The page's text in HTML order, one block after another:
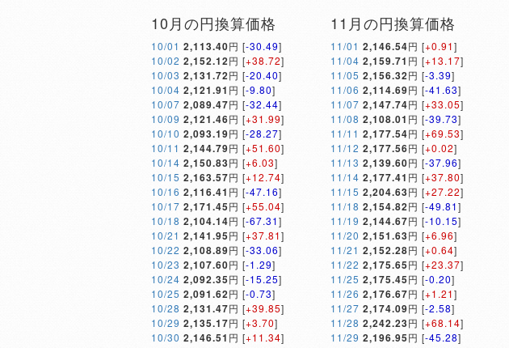
10月の円換算価格
10/01 2,113.40円 [-30.49]
10/02 2,152.12円 [+38.72]
10/03 2,131.72円 [-20.40]
10/04 2,121.91 円 [-9.80]
10/07 2,089.47円 [-32.44]
10/09 2,121.46円 [+31.99]
10/10 2,093.19円 [-28.27]
10/11 2,144.79円 [+51.60]
10/14 2,150.83円 [+6.03]
10/15 2,163.57円 [+12.74]
10/16 2,116.41 円 [-47.16]
10/17 2,171.45円 [+55.04]
10/18 2,104.14円 [-67.31]
10/21 2,141.95円 [+37.81]
10/22 2,108.89円 [-33.06]
10/23 2,107.60円 [-1.29]
10/24 2,092.35円 [-15.25]
10/25 2,091.62円 [-0.73]
10/28 2,131.47円 [+39.85]
10/29 2,135.17円 [+3.70]
10/30 2,146.51 円 [+11.34]
11月の円換算価格
11/01 2,146.54円 [+0.91]
11/04 2,159.71 円 [+13.17]
11/05 2,156.32円 [-3.39]
11/06 2,114.69円 [-41.63]
11/07 2,147.74円 [+33.05]
11/08 2,108.01 円 [-39.73]
11/11 2,177.54円 [+69.53]
11/12 2,177.56円 [+0.02]
11/13 2,139.60円 [-37.96]
11/14 2,177.41 円 [+37.80]
11/15 2,204.63円 [+27.22]
11/18 2,154.82円 [-49.81]
11/19 2,144.67円 [-10.15]
11/20 2,151.63円 [+6.96]
11/21 2,152.28円 [+0.64]
11/22 2,175.65円 [+23.37]
11/25 2,175.45円 [-0.20]
11/26 2,176.67円 [+1.21]
11/27 2,174.09円 [-2.58]
11/28 2,242.23円 [+68.14]
11/29 2,196.95円 [-45.28]